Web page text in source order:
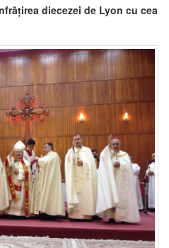
diecezei de Lyon cu cea